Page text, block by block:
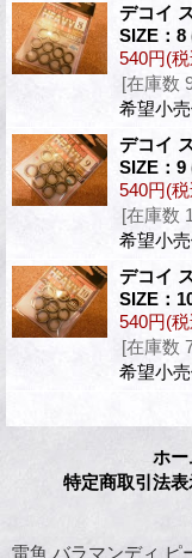
デコイ
SIZE：8
540円(
[在庫数
希望小
デコイ
SIZE：9
540円(
[在庫数
希望小
デコイ
SIZE：
540円(
[在庫数
希望小
ホー
特定商取引法
雷魚 バラマンディ